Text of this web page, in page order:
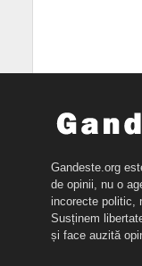
Gandeste.org
de opinii, nu o
incorecte politic,
Susținem
și face auzită